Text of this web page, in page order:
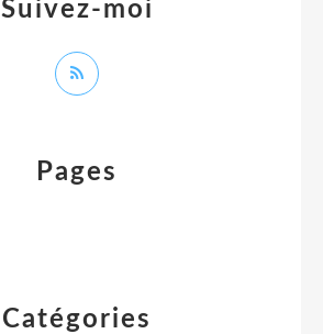
Catégories
Pages
Suivez-moi